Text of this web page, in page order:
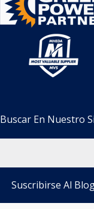
Buscar En Nuestro
Suscribirse Al